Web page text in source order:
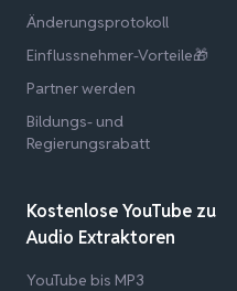
Änderungsprotokoll
Einflussnehmer-Vorteile🎁
Partner werden
Bildungs- und
Regierungsrabatt
Kostenlose YouTube zu
Audio Extraktoren
YouTube bis MP3